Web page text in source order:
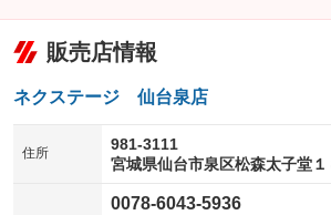
販売店情報
ネクステージ 仙台泉店
住所
981-3111
宮城県仙台市泉区松森太子堂１
0078-6043-5936